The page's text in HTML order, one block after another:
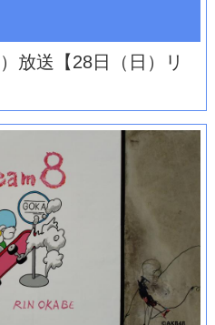
放送【28日（日）リ